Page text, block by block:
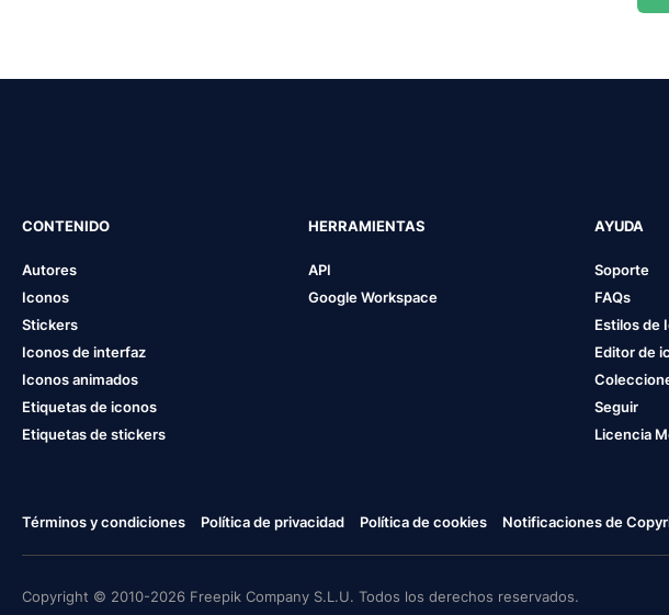
CONTENIDO
Autores
Iconos
Stickers
Iconos de interfaz
Iconos animados
Etiquetas de iconos
Etiquetas de stickers
HERRAMIENTAS
API
Google Workspace
AYUDA
Soporte
FAQs
Estilos de
Editor de
Seguir
Licencia
Términos y condiciones Política de privacidad Política de cookies Notificaciones de
Copyright © 2010-2026 Freepik Company S.L.U. Todos los derechos reservados.